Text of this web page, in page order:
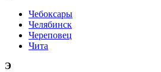
Чебоксары
Челябинск
Череповец
Чита
Э